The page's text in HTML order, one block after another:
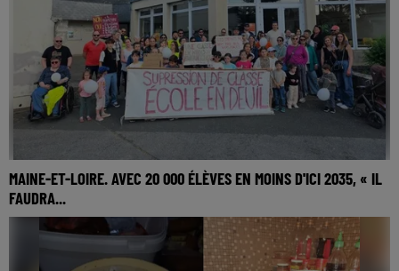
MAINE-ET-LOIRE. AVEC 20 000 ÉLÈVES EN MOINS D'ICI 2035, « IL
FAUDRA...
Hier midi, Sandrine Bodin, directrice académique du Maine-
et-Loire, a défendu la carte scolaire pour la rentrée 2026. Elle
prévoit 46 fermetures pour 12...